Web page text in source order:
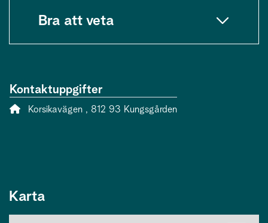
Bra att veta
Kontaktuppgifter
Adress:
Korsikavägen , 812 93 Kungsgården
Karta